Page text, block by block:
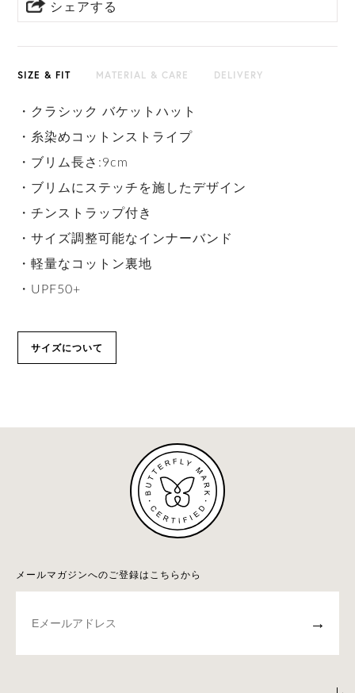
シェアする
SIZE & FIT MATERIAL & CARE DELIVERY
・クラシック バケットハット
・糸染めコットンストライプ
・ブリム長さ:9cm
・ブリムにステッチを施したデザイン
・チンストラップ付き
・サイズ調整可能なインナーバンド
・軽量なコットン裏地
・UPF50+
サイズについて
メールマガジンへのご登録はこちらから
→